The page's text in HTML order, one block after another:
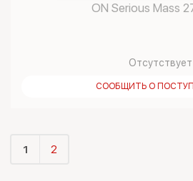
ON Serious Mass
Отсутствует
СООБЩИТЬ О
1 2